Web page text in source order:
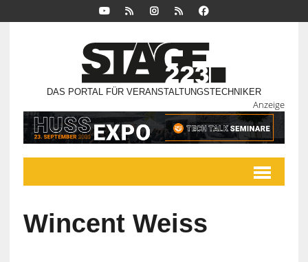
DAS PORTAL FÜR VERANSTALTUNGSTECHNIKER
Anzeige
Wincent Weiss